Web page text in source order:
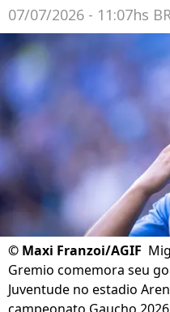
07/07/2026 - 11:07hs
© Maxi Franzoi/AGIF
Gremio comemora seu
Juventude no estadio